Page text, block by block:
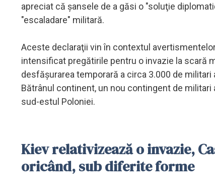
apreciat că şansele de a găsi o "soluţie
"escaladare" militară.
Aceste declaraţii vin în contextul
intensificat pregătirile pentru o invazie la scară
desfăşurarea temporară a circa 3.000 de
Bătrânul continent, un nou contingent de
sud-estul Poloniei.
Kiev relativizează o invazie,
oricând, sub diferite forme